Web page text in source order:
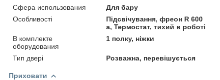
Сфера использования
Для бару
Особливості
Підсвічування, фреон R 600
а, Термостат, тихий в роботі
В комплекте
оборудования
1 полку, ніжки
Тип двері Розважна, перевішується
Приховати